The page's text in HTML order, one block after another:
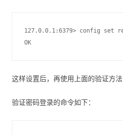
127.0.0.1:6379> config set
这样设置后，再使用上面的验证方法
验证密码登录的命令如下：